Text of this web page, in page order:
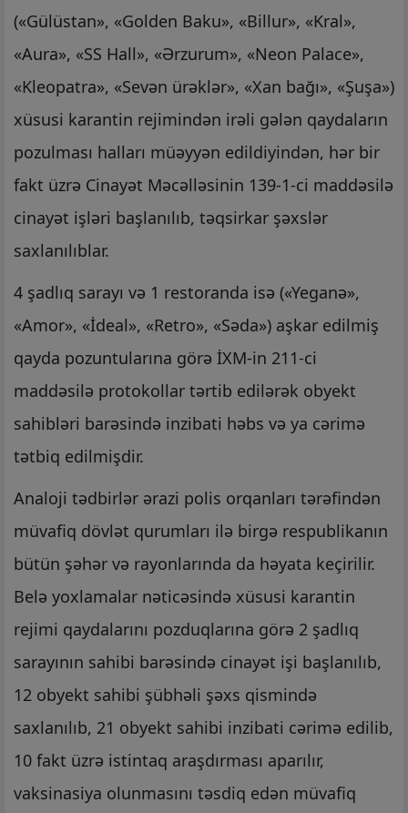
(«Gülüstan», «Golden Baku», «Billur», «Kral»,
«Aura», «SS Hall», «Ərzurum», «Neon Palace»,
«Kleopatra», «Sevən ürəklər», «Xan bağı», «Şuşa»)
xüsusi karantin rejimindən irəli gələn qaydaların
pozulması halları müəyyən edildiyindən, hər bir
fakt üzrə Cinayət Məcəlləsinin 139-1-ci maddəsilə
cinayət işləri başlanılıb, təqsirkar şəxslər
saxlanılıblar.
4 şadlıq sarayı və 1 restoranda isə («Yeganə»,
«Amor», «İdeal», «Retro», «Səda») aşkar edilmiş
qayda pozuntularına görə İXM-in 211-ci
maddəsilə protokollar tərtib edilərək obyekt
sahibləri barəsində inzibati həbs və ya cərimə
tətbiq edilmişdir.
Analoji tədbirlər ərazi polis orqanları tərəfindən
müvafiq dövlət qurumları ilə birgə respublikanın
bütün şəhər və rayonlarında da həyata keçirilir.
Belə yoxlamalar nəticəsində xüsusi karantin
rejimi qaydalarını pozduqlarına görə 2 şadlıq
sarayının sahibi barəsində cinayət işi başlanılıb,
12 obyekt sahibi şübhəli şəxs qismində
saxlanılıb, 21 obyekt sahibi inzibati cərimə edilib,
10 fakt üzrə istintaq araşdırması aparılır,
vaksinasiya olunmasını təsdiq edən müvafiq